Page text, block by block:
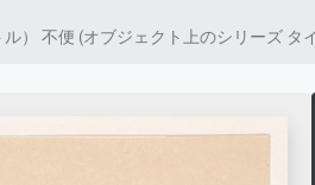
） 不便 (オブジェクト上のシリーズ タ